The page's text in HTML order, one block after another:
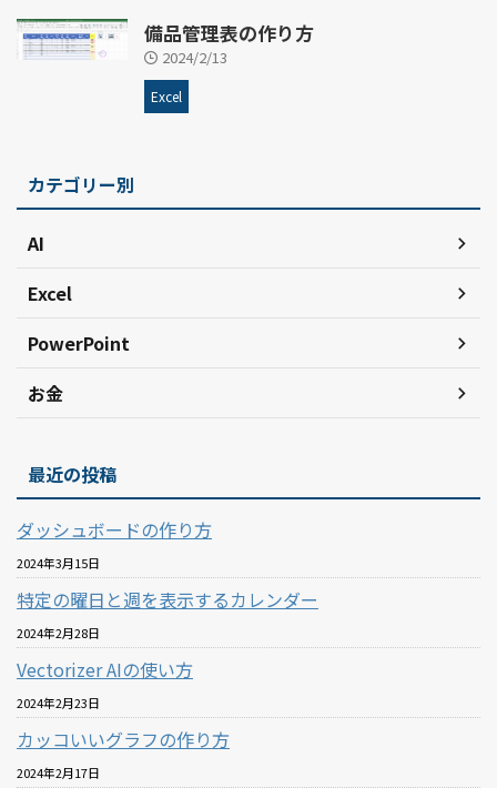
備品管理表の作り方
2024/2/13
Excel
カテゴリー別
AI
Excel
PowerPoint
お金
最近の投稿
ダッシュボードの作り方
2024年3月15日
特定の曜日と週を表示するカレンダー
2024年2月28日
Vectorizer AIの使い方
2024年2月23日
カッコいいグラフの作り方
2024年2月17日